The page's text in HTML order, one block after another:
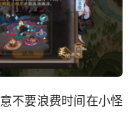
不要浪费时间在小怪